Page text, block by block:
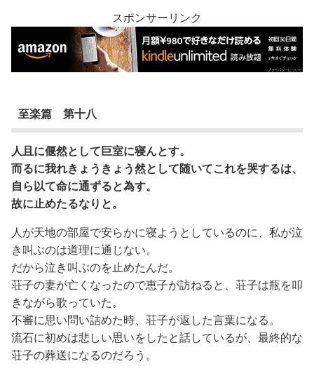
スポンサーリンク
至楽篇 第十八
人且に偃然として巨室に寝んとす。
而るに我れきょうきょう然として随いてこれを哭するは、
自ら以て命に通ずると為す。
故に止めたるなりと。
人が天地の部屋で安らかに寝ようとしているのに、私が泣
き叫ぶのは道理に通じない。
だから泣き叫ぶのを止めたんだ。
荘子の妻が亡くなったので恵子が訪ねると、荘子は瓶を叩
きながら歌っていた。
不審に思い問い詰めた時、荘子が返した言葉になる。
流石に初めは悲しい思いをしたと話しているが、最終的な
荘子の葬送になるのだろう。